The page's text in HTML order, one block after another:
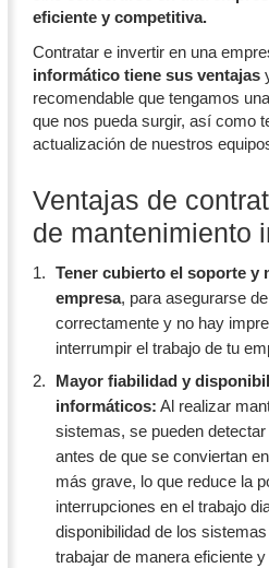
eficiente y competitiva.
Contratar e invertir en una
informático tiene sus ventajas
recomendable que tengamos
que nos pueda surgir, así como
actualización de nuestros
Ventajas de
de mantenimiento
Tener cubierto el soporte y
empresa, para asegurarse
correctamente y no hay
interrumpir el trabajo de tu
Mayor fiabilidad y
informáticos: Al realizar
sistemas, se pueden
antes de que se conviertan
más grave, lo que reduce la
interrupciones en el trabajo
disponibilidad de los
trabajar de manera eficiente